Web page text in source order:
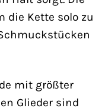
die Kette solo zu
mit größter
Glieder sind